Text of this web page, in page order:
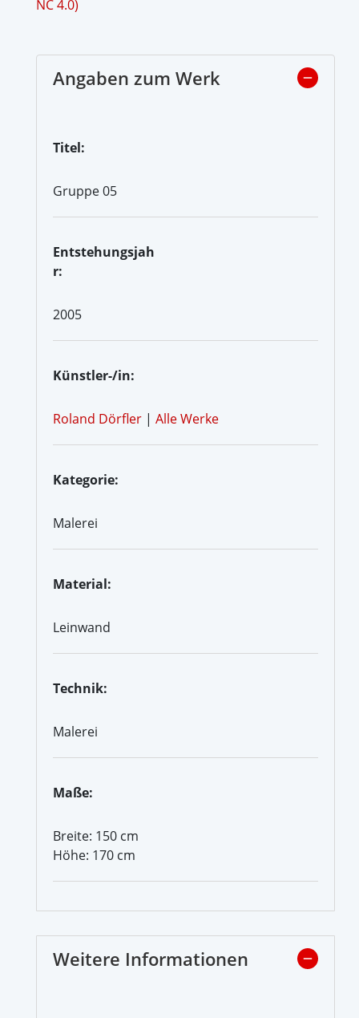
NC 4.0)
Angaben zum Werk
Titel:
Gruppe 05
Entstehungsjah
r:
2005
Künstler-/in:
Roland Dörfler | Alle Werke
Kategorie:
Malerei
Material:
Leinwand
Technik:
Malerei
Maße:
Breite: 150 cm
Höhe: 170 cm
Weitere Informationen